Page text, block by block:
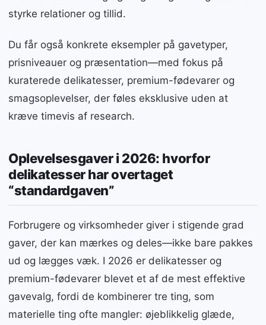
styrke relationer og tillid.
Du får også konkrete eksempler på gavetyper,
prisniveauer og præsentation—med fokus på
kuraterede delikatesser, premium-fødevarer og
smagsoplevelser, der føles eksklusive uden at
kræve timevis af research.
Oplevelsesgaver i 2026: hvorfor
delikatesser har overtaget
“standardgaven”
Forbrugere og virksomheder giver i stigende grad
gaver, der kan mærkes og deles—ikke bare pakkes
ud og lægges væk. I 2026 er delikatesser og
premium-fødevarer blevet et af de mest effektive
gavevalg, fordi de kombinerer tre ting, som
materielle ting ofte mangler: øjeblikkelig glæde,